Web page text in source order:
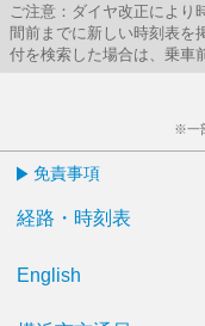
ご注意：ダイヤ改正により
間前までに新しい時刻表を
付を検索した場合は、乗車
※一
免責事項
経路・時刻表
English